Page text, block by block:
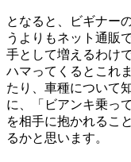
となると、ビギナー
うよりもネット通販
手として増えるわけ
ハマってくるとこれ
たり、車種について
に、「ビアンキ乗っ
を相手に抱かれるこ
るかと思います。